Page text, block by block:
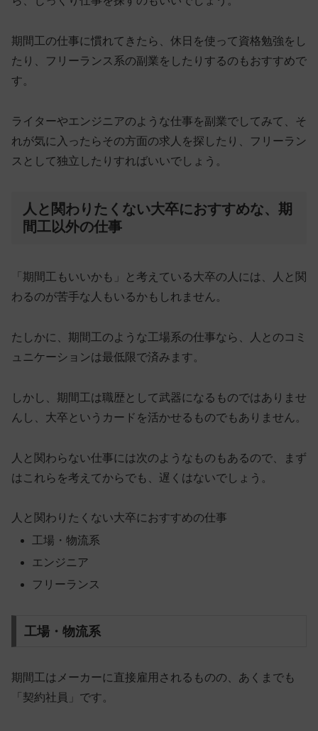
期間工の仕事に慣れてきたら、 休日を使って資格勉強をし
たり、フリーランス系の副業をしたりするのもおすすめで
す。
ライターやエンジニアのような仕事を副業でしてみて、そ
れが気に入ったらその方面の求人を探したり、フリーラン
スとして独立したりすればいいでしょう。
人と関わりたくない大卒におすすめな、期
間工以外の仕事
「期間工もいいかも」と考えている大卒の人には、人と関
わるのが苦手な人もいるかもしれません。
たしかに、期間工のような工場系の仕事なら、人とのコミ
ュニケーションは最低限で済みます。
しかし、期間工は職歴として武器になるものではありませ
んし、大卒というカードを活かせるものでもありません。
人と関わらない仕事には次のようなものもあるので、まず
はこれらを考えてからでも、遅くはないでしょう。
人と関わりたくない大卒におすすめの仕事
工場・物流系
エンジニア
フリーランス
工場・物流系
期間工はメーカーに直接雇用されるものの、あくまでも
「契約社員」です。